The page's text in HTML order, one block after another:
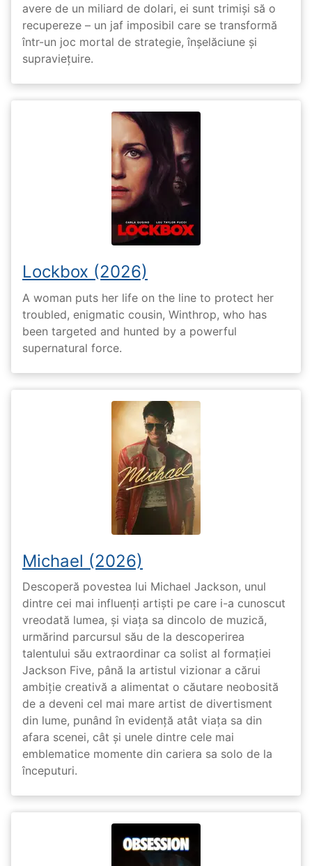
avere de un miliard de dolari, ei sunt trimiși să o
recupereze – un jaf imposibil care se transformă
într-un joc mortal de strategie, înșelăciune și
supraviețuire.
Lockbox (2026)
A woman puts her life on the line to protect her
troubled, enigmatic cousin, Winthrop, who has
been targeted and hunted by a powerful
supernatural force.
Michael (2026)
Descoperă povestea lui Michael Jackson, unul
dintre cei mai influenți artiști pe care i-a cunoscut
vreodată lumea, și viața sa dincolo de muzică,
urmărind parcursul său de la descoperirea
talentului său extraordinar ca solist al formației
Jackson Five, până la artistul vizionar a cărui
ambiție creativă a alimentat o căutare neobosită
de a deveni cel mai mare artist de divertisment
din lume, punând în evidență atât viața sa din
afara scenei, cât și unele dintre cele mai
emblematice momente din cariera sa solo de la
începuturi.